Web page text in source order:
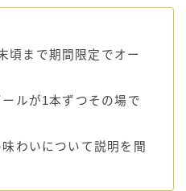
頃まで期間限定でオー
ルが1本ずつその場で
わいについて説明を聞